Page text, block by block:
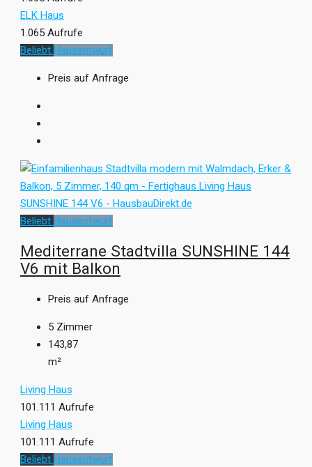
ELK Haus
1.065 Aufrufe
Beliebt Hausentwurf
Preis auf Anfrage
Beliebt Hausentwurf
Mediterrane Stadtvilla SUNSHINE 144
V6 mit Balkon
Preis auf Anfrage
5 Zimmer
143,87
m²
Living Haus
101.111 Aufrufe
Living Haus
101.111 Aufrufe
Beliebt Hausentwurf